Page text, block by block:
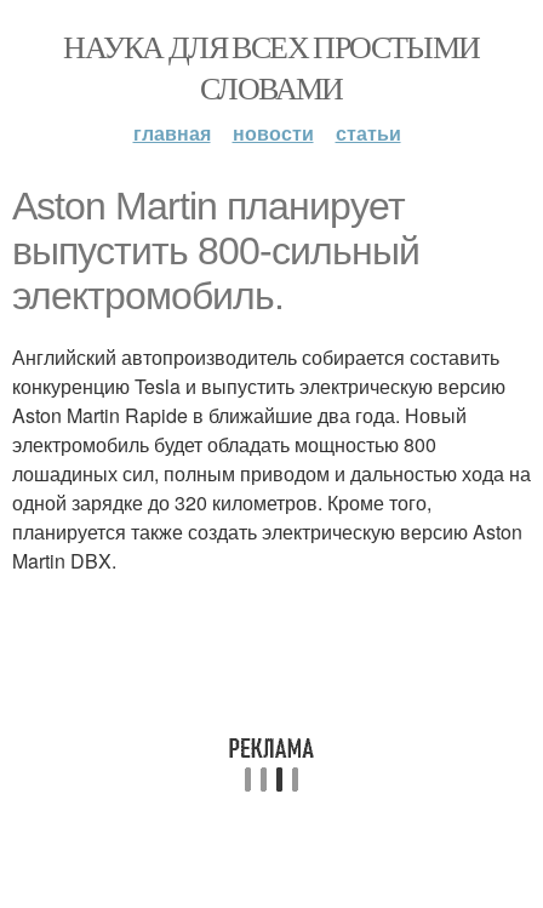
НАУКА ДЛЯ ВСЕХ ПРОСТЫМИ
СЛОВАМИ
главная новости статьи
Aston Martin планирует
выпустить 800-сильный
электромобиль.
Английский автопроизводитель собирается составить
конкуренцию Tesla и выпустить электрическую версию
Aston Martin Rapide в ближайшие два года. Новый
электромобиль будет обладать мощностью 800
лошадиных сил, полным приводом и дальностью хода на
одной зарядке до 320 километров. Кроме того,
планируется также создать электрическую версию Aston
Martin DBX.